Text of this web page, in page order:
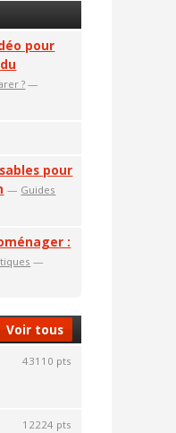
pour
?—
pour
— Guides
:
—
Voir tous
43110 pts
12224 pts